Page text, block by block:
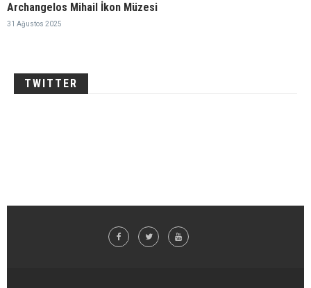
Archangelos Mihail İkon Müzesi
31 Ağustos 2025
TWITTER